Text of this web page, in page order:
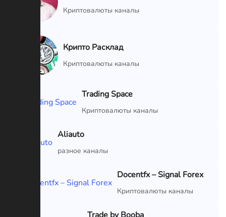
Криптовалюты каналы
Крипто Расклад
Криптовалюты каналы
Trading Space
Криптовалюты каналы
Aliauto
разное каналы
Docentfx – Signal Forex
Криптовалюты каналы
Trade by Booba